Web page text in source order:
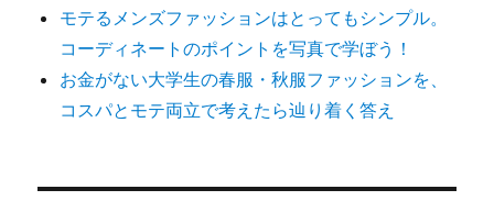
モテるメンズファッションはとってもシンプル。
コーディネートのポイントを写真で学ぼう！
お金がない大学生の春服・秋服ファッションを、
コスパとモテ両立で考えたら辿り着く答え